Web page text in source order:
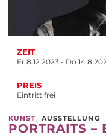
ZEIT
Fr 8.12.2023 - Do
PREIS
Eintritt frei
KUNST , AUSSTELLUNG
PORTRAITS –